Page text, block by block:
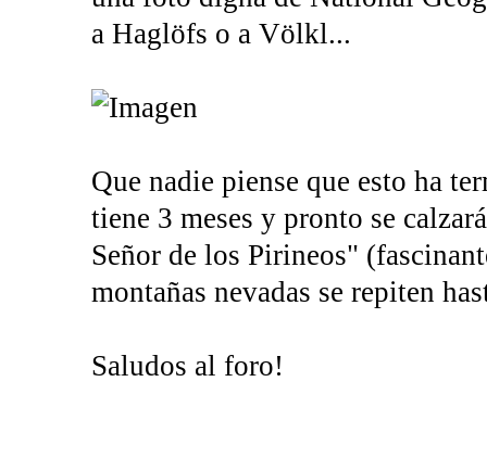
a Haglöfs o a Völkl...
Que nadie piense que esto ha
tiene 3 meses y pronto se
Señor de los Pirineos"
montañas nevadas se repiten
Saludos al foro!